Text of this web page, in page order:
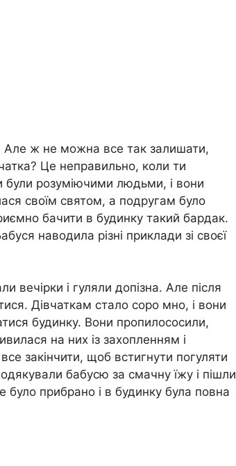
Але ж не можна все так залишати,
Це неправильно, коли ти
були розуміючими людьми, і вони
своїм святом, а подругам було
бачити в будинку такий бардак.
наводила різні приклади зі своєї
і гуляли допізна. Але після
Дівчаткам стало соро мно, і вони
будинку. Вони пропилососили,
на них із захопленням і
закінчити, щоб встигнути погуляти
бабусю за смачну їжу і пішли
було прибрано і в будинку була повна